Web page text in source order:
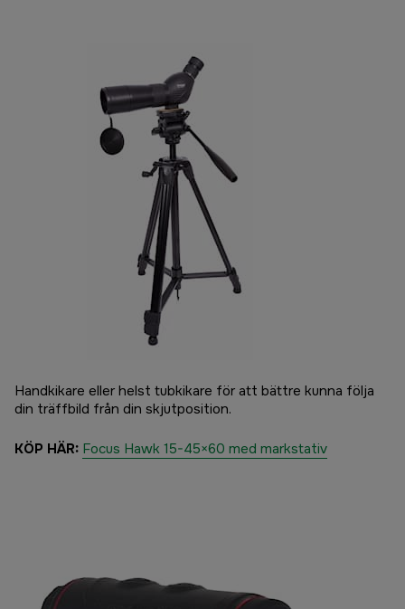
Handkikare eller helst tubkikare för att bättre kunna följa
din träffbild från din skjutposition.
KÖP HÄR: Focus Hawk 15-45×60 med markstativ